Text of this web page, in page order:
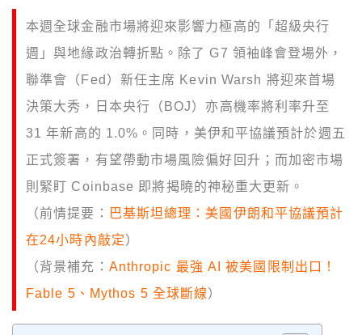
本週全球金融市場將迎來影響力極高的「超級央行
週」與地緣政治轉折點。除了 G7 領袖峰會登場外，
聯準會（Fed）新任主席 Kevin Warsh 將迎來首場
決策大秀，日本央行（BOJ）亦高機率將利率升至
31 年新高的 1.0%。同時，美伊和平協議預計於週五
正式簽署，有望帶動市場風險偏好回升；而加密市場
則緊盯 Coinbase 即將揭曉的神秘重大更新。
（前情提要：
巴基斯坦總理：美國伊朗和平協議預計
在24小時內敲定）
（背景補充： Anthropic 最強 AI 被美國限制出口！
Fable 5、Mythos 5 全球斷線）